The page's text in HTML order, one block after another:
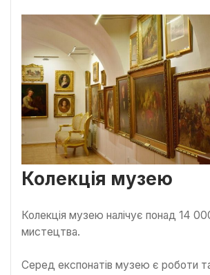
Колекція музею
Колекція музею налічує понад 14
мистецтва.
Серед експонатів музею є роботи